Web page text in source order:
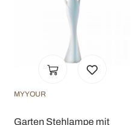
MYYOUR
Garten Stehlampe mit